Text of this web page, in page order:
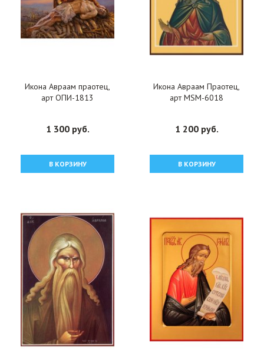
Икона Авраам праотец,
арт ОПИ-1813
1 300 руб.
В КОРЗИНУ
Икона Авраам Праотец,
арт MSM-6018
1 200 руб.
В КОРЗИНУ